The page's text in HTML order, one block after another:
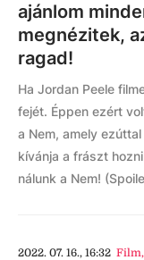
ajánlom
megnézitek,
ragad!
Ha Jordan Peele
fejét. Éppen ezért
a Nem, amely
kívánja a frászt
nálunk a Nem!
2022. 07. 16., 16:32 Film,